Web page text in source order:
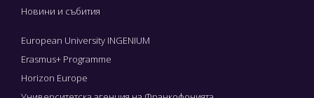
Новини и събития
European University INGENIUM
Erasmus+ Programme
Horizon Europe